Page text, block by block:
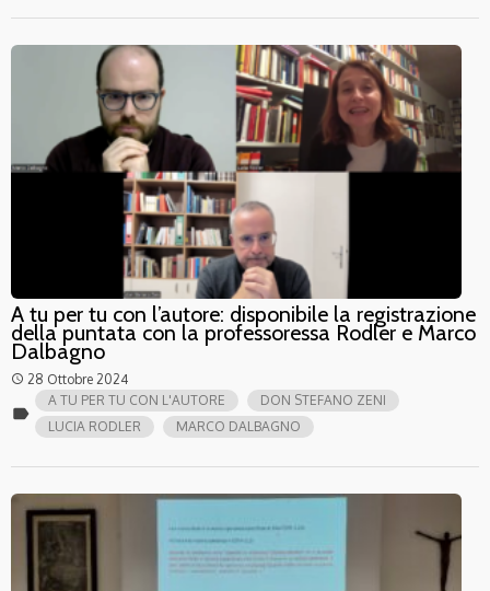
A tu per tu con l’autore: disponibile la registrazione
della puntata con la professoressa Rodler e Marco
Dalbagno
access_time 28 Ottobre 2024
label
A TU PER TU CON L'AUTORE
DON STEFANO ZENI
LUCIA RODLER
MARCO DALBAGNO